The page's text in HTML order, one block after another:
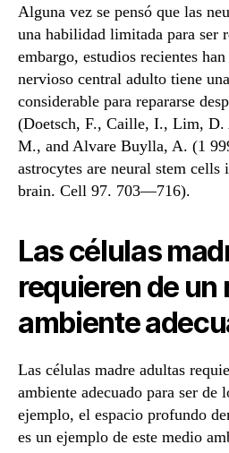
Alguna vez se pensó que las
una habilidad limitada para ser
embargo, estudios recientes
nervioso central adulto tiene
considerable para repararse
(Doetsch, F., Caille, I., Lim, D.
M., and Alvare Buylla, A. (1
astrocytes are neural stem
brain. Cell 97. 703—716).
Las células
requieren de un
ambiente
Las células madre adultas
ambiente adecuado para ser de
ejemplo, el espacio profundo
es un ejemplo de este medio